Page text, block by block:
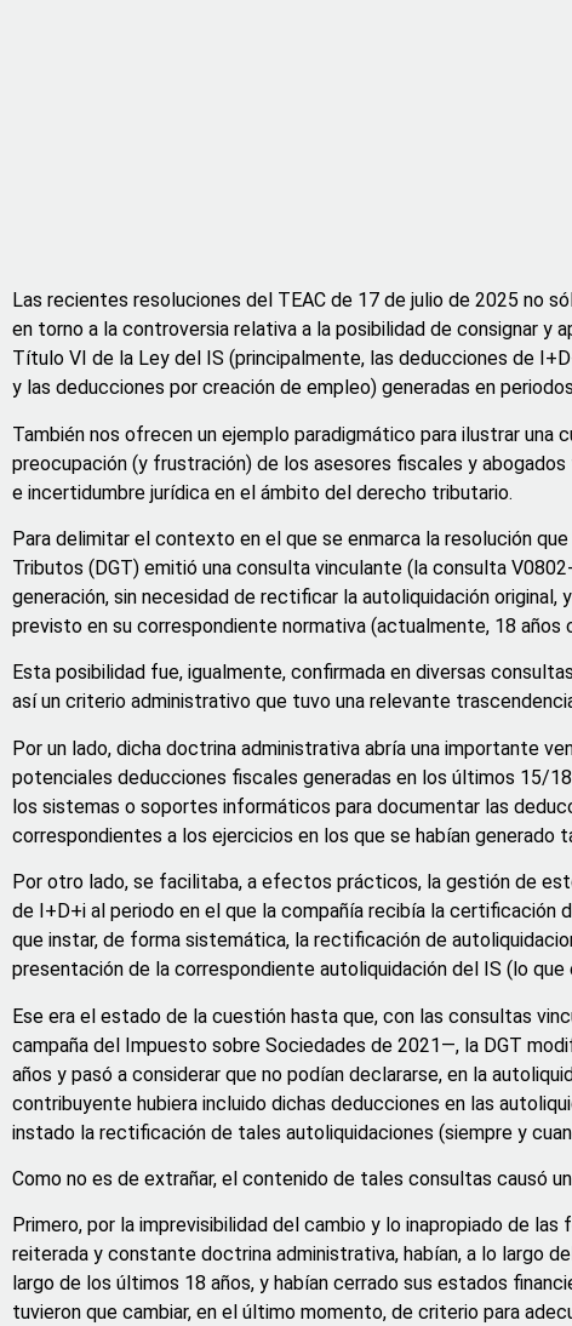
Las recientes resoluciones del TEAC de 17 de julio de 2025 no
en torno a la controversia relativa a la posibilidad de consignar y
Título VI de la Ley del IS (principalmente, las deducciones de
y las deducciones por creación de empleo) generadas en
También nos ofrecen un ejemplo paradigmático para ilustrar
preocupación (y frustración) de los asesores fiscales y
e incertidumbre jurídica en el ámbito del derecho tributario.
Para delimitar el contexto en el que se enmarca la resolución
Tributos (DGT) emitió una consulta vinculante (la consulta
generación, sin necesidad de rectificar la autoliquidación
previsto en su correspondiente normativa (actualmente, 18 años
Esta posibilidad fue, igualmente, confirmada en diversas
así un criterio administrativo que tuvo una relevante
Por un lado, dicha doctrina administrativa abría una importante
potenciales deducciones fiscales generadas en los últimos 15/
los sistemas o soportes informáticos para documentar las
correspondientes a los ejercicios en los que se habían generado
Por otro lado, se facilitaba, a efectos prácticos, la gestión de
de I+D+i al periodo en el que la compañía recibía la
que instar, de forma sistemática, la rectificación de
presentación de la correspondiente autoliquidación del IS (lo
Ese era el estado de la cuestión hasta que, con las consultas
campaña del Impuesto sobre Sociedades de 2021—, la DGT
años y pasó a considerar que no podían declararse, en la
contribuyente hubiera incluido dichas deducciones en las
instado la rectificación de tales autoliquidaciones (siempre y
Como no es de extrañar, el contenido de tales consultas causó
Primero, por la imprevisibilidad del cambio y lo inapropiado de
reiterada y constante doctrina administrativa, habían, a lo largo
largo de los últimos 18 años, y habían cerrado sus estados
tuvieron que cambiar, en el último momento, de criterio para